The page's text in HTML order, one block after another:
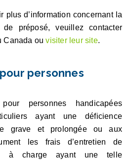
plus d’information concernant la
préposé, veuillez contacter
Canada ouvisiter leur site.
personnes
personnes handicapées
ayant une déficience
grave et prolongée ou aux
les frais d’entretien de
à charge ayant une telle